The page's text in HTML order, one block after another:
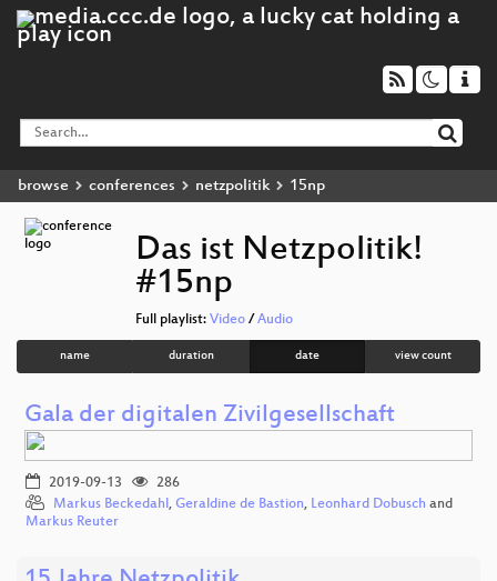
browse conferences netzpolitik 15np
Das ist Netzpolitik!
#15np
Full playlist:Video /Audio
name duration date view count
Gala der digitalen Zivilgesellschaft
2019-09-13
286
Markus Beckedahl, Geraldine de Bastion, Leonhard Dobusch and
Markus Reuter